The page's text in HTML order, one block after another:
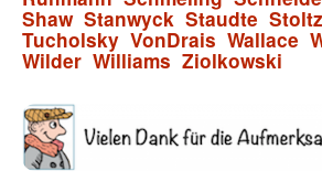
Shaw Stanwyck Staudte
Tucholsky VonDrais Wallace
Wilder Williams Ziolkowski